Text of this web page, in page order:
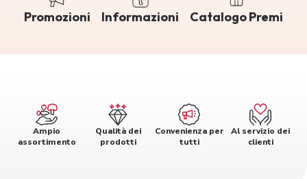
Promozioni Informazioni Catalogo Premi
Ampio
assortimento
Qualità dei
prodotti
Convenienza per
tutti
Al servizio dei
clienti